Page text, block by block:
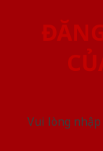
Vui lòng